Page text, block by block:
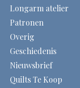
Longarm atelier
Patronen
Overig
Geschiedenis
Nieuwsbrief
Quilts Te Koop